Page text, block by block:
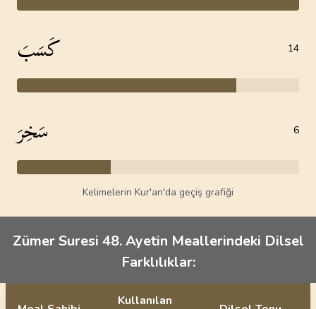
كَسَبَ 14
سَخِرَ 6
Kelimelerin Kur'an'da geçiş grafiği
Zümer Suresi 48. Ayetin Meallerindeki Dilsel
Farklılıklar:
Kullanılan